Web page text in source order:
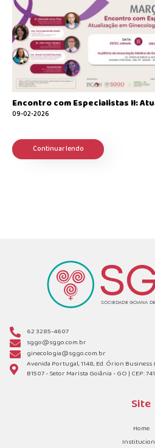
Encontro com Especialistas II:
09-02-2026
Continuar lendo
62 3285-4607
sggo@sggo.com.br
ginecologia@sggo.com.br
Avenida Portugal, 1148, Ed. Órion Business
B1507 - Setor Marista Goiânia - GO | CEP:
Site
Home